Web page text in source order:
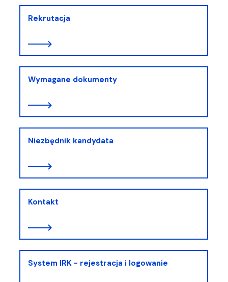
Rekrutacja
Wymagane dokumenty
Niezbędnik kandydata
Kontakt
System IRK - rejestracja i logowanie